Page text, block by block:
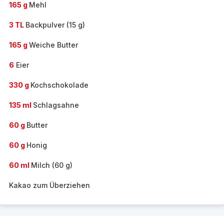
165 g Mehl
3 TL Backpulver (15 g)
165 g Weiche Butter
6 Eier
330 g Kochschokolade
135 ml Schlagsahne
60 g Butter
60 g Honig
60 ml Milch (60 g)
Kakao zum Überziehen